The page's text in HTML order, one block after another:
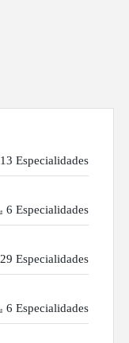
13 Especialidades
6 Especialidades
29 Especialidades
6 Especialidades